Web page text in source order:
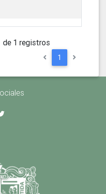
de 1 registros
1